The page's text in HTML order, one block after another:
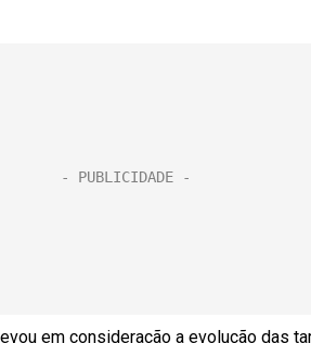
em consideração a evolução das